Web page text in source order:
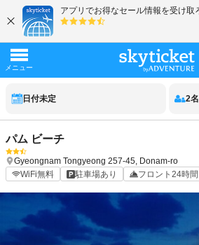
日付未定 2名
パム ビーチ
Gyeongnam Tongyeong 257-45, Donam-ro
WiFi無料
駐車場あり フロント24時間